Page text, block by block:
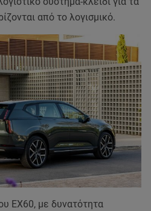
από το λογισμικό.
EX60, με δυνατότητα